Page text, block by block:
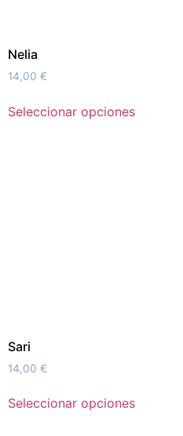
Nelia
14,00 €
Seleccionar opciones
Sari
14,00 €
Seleccionar opciones